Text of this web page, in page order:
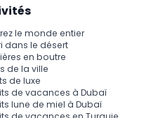
le monde entier
dans le désert
en boutre
de la ville
de luxe
de vacances à Dubaï
lune de miel à Dubaï